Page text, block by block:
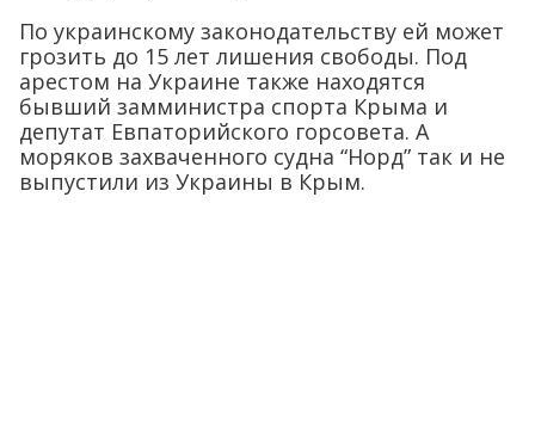
По украинскому законодательству ей может
грозить до 15 лет лишения свободы. Под
арестом на Украине также находятся
бывший замминистра спорта Крыма и
депутат Евпаторийского горсовета. А
моряков захваченного судна “Норд” так и не
выпустили из Украины в Крым.